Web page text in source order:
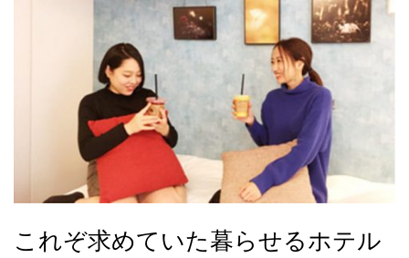
これぞ求めていた暮らせるホテル